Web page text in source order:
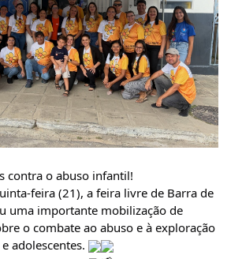
contra o abuso infantil!
feira (21), a feira livre de Barra de
uma importante mobilização de
o combate ao abuso e à exploração
adolescentes.